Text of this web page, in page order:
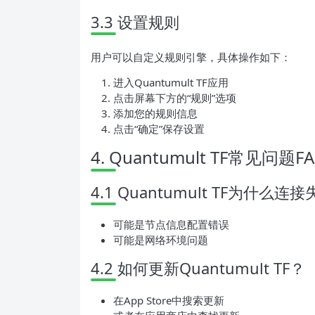
3.3 设置规则
用户可以自定义规则引擎，具体操作如下：
进入Quantumult TF应用
点击屏幕下方的“规则”选项
添加您的规则信息
点击“确定”保存设置
4. Quantumult TF常见问题
4.1 Quantumult TF为什么连接
可能是节点信息配置错误
可能是网络环境问题
4.2 如何更新Quantumult TF？
在App Store中搜索更新